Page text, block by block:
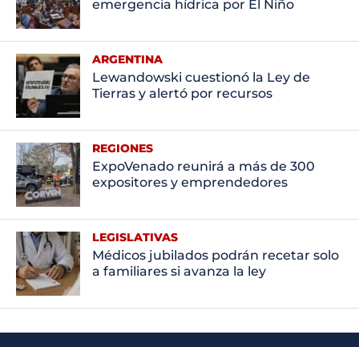
emergencia hídrica por El Niño
ARGENTINA
Lewandowski cuestionó la Ley de
Tierras y alertó por recursos
REGIONES
ExpoVenado reunirá a más de 300
expositores y emprendedores
LEGISLATIVAS
Médicos jubilados podrán recetar solo
a familiares si avanza la ley